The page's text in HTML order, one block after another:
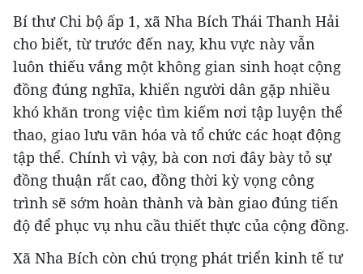
Bí thư Chi bộ ấp 1, xã Nha Bích Thái Thanh Hải
cho biết, từ trước đến nay, khu vực này vẫn
luôn thiếu vắng một không gian sinh hoạt cộng
đồng đúng nghĩa, khiến người dân gặp nhiều
khó khăn trong việc tìm kiếm nơi tập luyện thể
thao, giao lưu văn hóa và tổ chức các hoạt động
tập thể. Chính vì vậy, bà con nơi đây bày tỏ sự
đồng thuận rất cao, đồng thời kỳ vọng công
trình sẽ sớm hoàn thành và bàn giao đúng tiến
độ để phục vụ nhu cầu thiết thực của cộng đồng.
Xã Nha Bích còn chú trọng phát triển kinh tế tư